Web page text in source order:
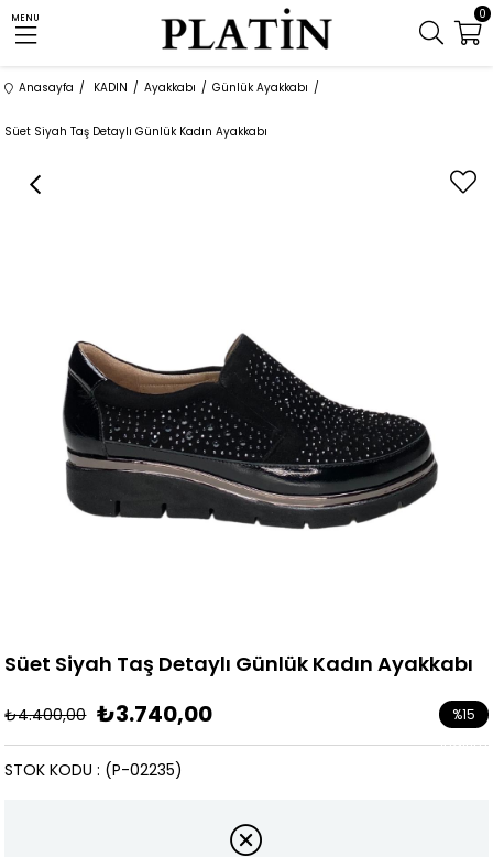
MENU 0
Anasayfa KADIN Ayakkabı Günlük Ayakkabı
Süet Siyah Taş Detaylı Günlük Kadın Ayakkabı
Süet Siyah Taş Detaylı Günlük Kadın Ayakkabı
₺4.400,00 ₺3.740,00 %15
İndirim
(P-02235)
STOK KODU